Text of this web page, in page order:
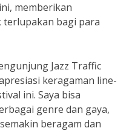
memberikan
terlupakan bagi para
Jazz Traffic
keragaman line-
ini. Saya bisa
genre dan gaya,
beragam dan